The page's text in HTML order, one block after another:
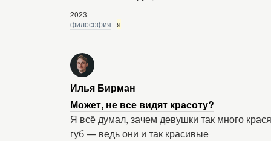
2023
философия я
Илья Бирман
Может, не все видят красоту?
Я всё думал, зачем девушки так много
губ — ведь они и так красивые